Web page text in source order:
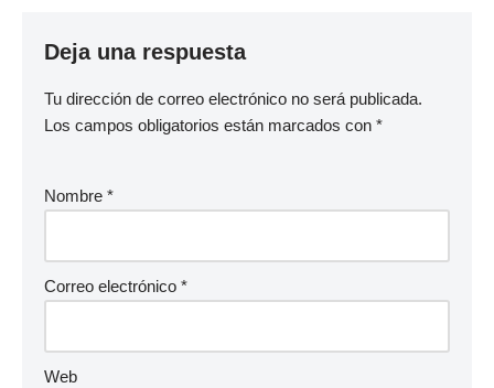
Deja una respuesta
Tu dirección de correo electrónico no será publicada.
Los campos obligatorios están marcados con *
Nombre *
Correo electrónico *
Web